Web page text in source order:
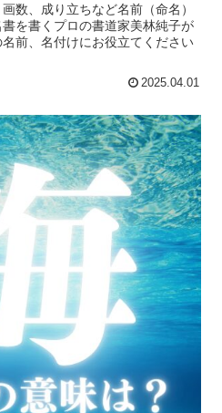
数、成り立ちなど名前（命名）
を書くプロの書道家美林純子が
前、名付けにお役立てください
2025.04.01